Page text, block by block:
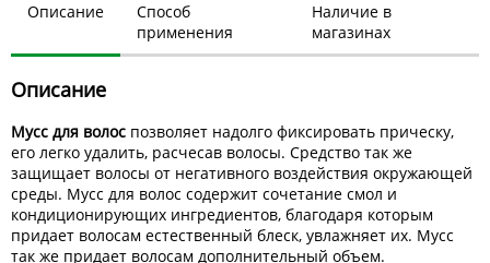
Описание
Способ
применения
Наличие в
магазинах
Описание
Мусс для волос позволяет надолго фиксировать прическу,
его легко удалить, расчесав волосы. Средство так же
защищает волосы от негативного воздействия окружающей
среды. Мусс для волос содержит сочетание смол и
кондиционирующих ингредиентов, благодаря которым
придает волосам естественный блеск, увлажняет их. Мусс
так же придает волосам дополнительный объем.